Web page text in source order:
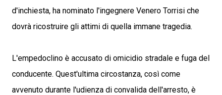
d'inchiesta, ha nominato l'ingegnere Venero Torrisi che
dovrà ricostruire gli attimi di quella immane tragedia.
L'empedoclino è accusato di omicidio stradale e fuga del
conducente. Quest'ultima circostanza, così come
avvenuto durante l'udienza di convalida dell'arresto, è